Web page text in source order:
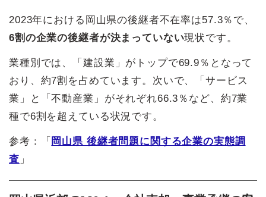
2023年における岡山県の後継者不在率は57.3％で、
6割の企業の後継者が決まっていない現状です。
業種別では、「建設業」がトップで69.9％となって
おり、約7割を占めています。次いで、「サービス
業」と「不動産業」がそれぞれ66.3％など、約7業
種で6割を超えている状況です。
参考：「 岡山県 後継者問題に関する企業の実態調
査 」